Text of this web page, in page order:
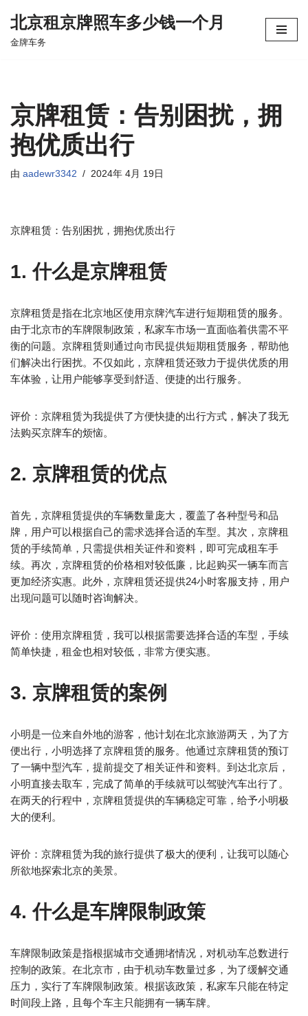
跳
北京租京牌照车多少钱一个月
金牌车务
京牌租赁：告别困扰，拥
抱优质出行
由 aadewr3342 2024年 4月 19日
京牌租赁：告别困扰，拥抱优质出行
1. 什么是京牌租赁
京牌租赁是指在北京地区使用京牌汽车进行短期租赁的服务。
由于北京市的车牌限制政策，私家车市场一直面临着供需不平
衡的问题。京牌租赁则通过向市民提供短期租赁服务，帮助他
们解决出行困扰。不仅如此，京牌租赁还致力于提供优质的用
车体验，让用户能够享受到舒适、便捷的出行服务。
评价：京牌租赁为我提供了方便快捷的出行方式，解决了我无
法购买京牌车的烦恼。
2. 京牌租赁的优点
首先，京牌租赁提供的车辆数量庞大，覆盖了各种型号和品
牌，用户可以根据自己的需求选择合适的车型。其次，京牌租
赁的手续简单，只需提供相关证件和资料，即可完成租车手
续。再次，京牌租赁的价格相对较低廉，比起购买一辆车而言
更加经济实惠。此外，京牌租赁还提供24小时客服支持，用户
出现问题可以随时咨询解决。
评价：使用京牌租赁，我可以根据需要选择合适的车型，手续
简单快捷，租金也相对较低，非常方便实惠。
3. 京牌租赁的案例
小明是一位来自外地的游客，他计划在北京旅游两天，为了方
便出行，小明选择了京牌租赁的服务。他通过京牌租赁的预订
了一辆中型汽车，提前提交了相关证件和资料。到达北京后，
小明直接去取车，完成了简单的手续就可以驾驶汽车出行了。
在两天的行程中，京牌租赁提供的车辆稳定可靠，给予小明极
大的便利。
评价：京牌租赁为我的旅行提供了极大的便利，让我可以随心
所欲地探索北京的美景。
4. 什么是车牌限制政策
车牌限制政策是指根据城市交通拥堵情况，对机动车总数进行
控制的政策。在北京市，由于机动车数量过多，为了缓解交通
压力，实行了车牌限制政策。根据该政策，私家车只能在特定
时间段上路，且每个车主只能拥有一辆车牌。